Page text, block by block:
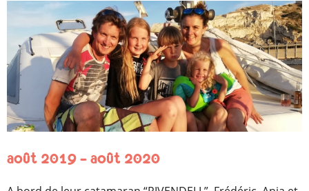
août 2019 – août 2020